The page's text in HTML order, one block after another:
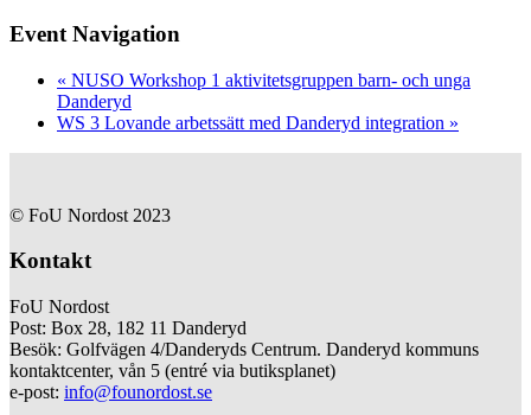
Event Navigation
« NUSO Workshop 1 aktivitetsgruppen barn- och unga
Danderyd
WS 3 Lovande arbetssätt med Danderyd integration »
© FoU Nordost 2023
Kontakt
FoU Nordost
Post: Box 28, 182 11 Danderyd
Besök: Golfvägen 4/Danderyds Centrum. Danderyd kommuns
kontaktcenter, vån 5 (entré via butiksplanet)
e-post: info@founordost.se